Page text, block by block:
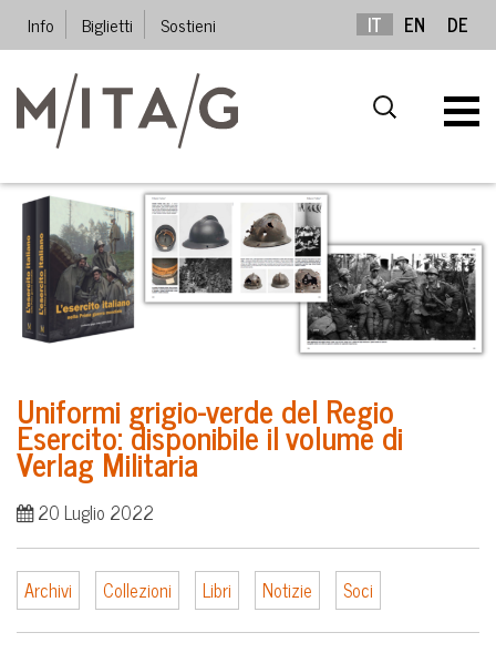
Info Biglietti Sostieni IT EN DE
Uniformi grigio-verde del Regio
Esercito: disponibile il volume di
Verlag Militaria
20 Luglio 2022
Archivi Collezioni Libri Notizie Soci